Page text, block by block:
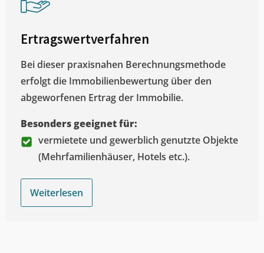
Ertragswertverfahren
Bei dieser praxisnahen Berechnungsmethode
erfolgt die Immobilienbewertung über den
abgeworfenen Ertrag der Immobilie.
Besonders geeignet für:
vermietete und gewerblich genutzte Objekte
(Mehrfamilienhäuser, Hotels etc.).
Weiterlesen